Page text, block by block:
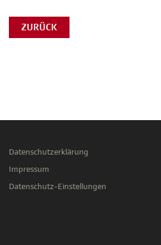
ZURÜCK
Datenschutzerklärung
Impressum
Datenschutz-Einstellungen